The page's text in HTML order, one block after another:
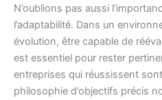
N’oublions pas aussi
l’adaptabilité. Dans un
évolution, être capable de
est essentiel pour rester
entreprises qui réussissent
philosophie d’objectifs précis